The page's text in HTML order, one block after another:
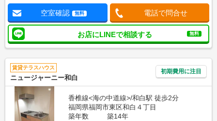
空室確認 無料 電話で問合せ
お店にLINEで相談する 無料
賃貸テラスハウス
ニュージャーニー和白
初期費用に注目
香椎線<海の中道線>/和白駅 徒歩2分
福岡県福岡市東区和白４丁目
築年数
築14年